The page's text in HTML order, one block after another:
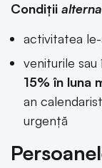
Condiții
activitatea
veniturile
15% în luna
an
urgență